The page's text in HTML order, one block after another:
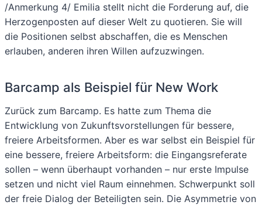
/Anmerkung 4/ Emilia stellt nicht die Forderung auf, die
Herzogenposten auf dieser Welt zu quotieren. Sie will
die Positionen selbst abschaffen, die es Menschen
erlauben, anderen ihren Willen aufzuzwingen.
Barcamp als Beispiel für New Work
Zurück zum Barcamp. Es hatte zum Thema die
Entwicklung von Zukunftsvorstellungen für bessere,
freiere Arbeitsformen. Aber es war selbst ein Beispiel für
eine bessere, freiere Arbeitsform: die Eingangsreferate
sollen – wenn überhaupt vorhanden – nur erste Impulse
setzen und nicht viel Raum einnehmen. Schwerpunkt soll
der freie Dialog der Beteiligten sein. Die Asymmetrie von